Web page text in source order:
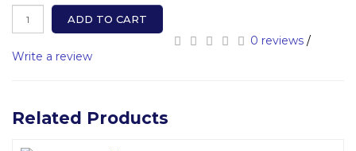
ADD TO CART
0 reviews /
Write a review
Related Products